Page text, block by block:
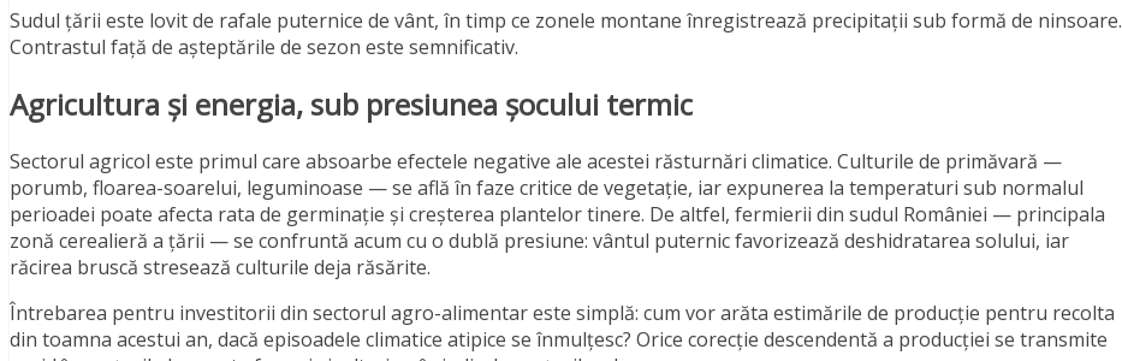
Sudul țării este lovit de rafale puternice de vânt, în timp ce zonele montane înregistrează precipitații sub formă de ninsoare.
Contrastul față de așteptările de sezon este semnificativ.
Agricultura și energia, sub presiunea șocului termic
Sectorul agricol este primul care absoarbe efectele negative ale acestei răsturnări climatice. Culturile de primăvară —
porumb, floarea-soarelui, leguminoase — se află în faze critice de vegetație, iar expunerea la temperaturi sub normalul
perioadei poate afecta rata de germinație și creșterea plantelor tinere. De altfel, fermierii din sudul României — principala
zonă cerealieră a țării — se confruntă acum cu o dublă presiune: vântul puternic favorizează deshidratarea solului, iar
răcirea bruscă stresează culturile deja răsărite.
Întrebarea pentru investitorii din sectorul agro-alimentar este simplă: cum vor arăta estimările de producție pentru recolta
din toamna acestui an, dacă episoadele climatice atipice se înmulțesc? Orice corecție descendentă a producției se transmite